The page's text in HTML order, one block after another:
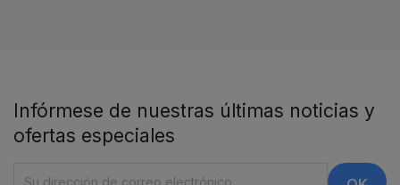
Infórmese de nuestras últimas noticias y
ofertas especiales